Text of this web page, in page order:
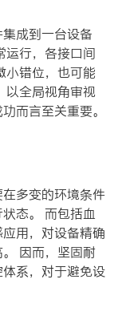
成到一台设备
运行，各接口间
小错位，也可能
以全局视角审视
而言至关重要。
多变的环境条件
态。 而包括血
用，对设备精确
因而，坚固耐
系，对于避免设